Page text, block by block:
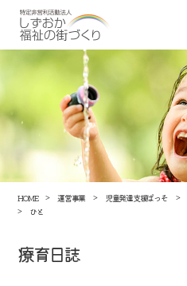
HOME 運営事業 児童発達支援ぱっそ
ひと
療育日誌